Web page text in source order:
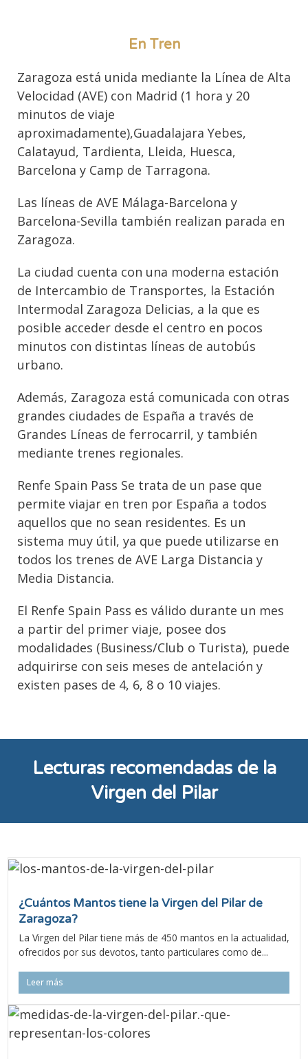
En Tren
Zaragoza está unida mediante la Línea de Alta
Velocidad (AVE) con Madrid (1 hora y 20
minutos de viaje
aproximadamente),Guadalajara Yebes,
Calatayud, Tardienta, Lleida, Huesca,
Barcelona y Camp de Tarragona.
Las líneas de AVE Málaga-Barcelona y
Barcelona-Sevilla también realizan parada en
Zaragoza.
La ciudad cuenta con una moderna estación
de Intercambio de Transportes, la Estación
Intermodal Zaragoza Delicias, a la que es
posible acceder desde el centro en pocos
minutos con distintas líneas de autobús
urbano.
Además, Zaragoza está comunicada con otras
grandes ciudades de España a través de
Grandes Líneas de ferrocarril, y también
mediante trenes regionales.
Renfe Spain Pass Se trata de un pase que
permite viajar en tren por España a todos
aquellos que no sean residentes. Es un
sistema muy útil, ya que puede utilizarse en
todos los trenes de AVE Larga Distancia y
Media Distancia.
El Renfe Spain Pass es válido durante un mes
a partir del primer viaje, posee dos
modalidades (Business/Club o Turista), puede
adquirirse con seis meses de antelación y
existen pases de 4, 6, 8 o 10 viajes.
Lecturas recomendadas de la
Virgen del Pilar
¿Cuántos Mantos tiene la Virgen del Pilar de
Zaragoza?
La Virgen del Pilar tiene más de 450 mantos en la actualidad,
ofrecidos por sus devotos, tanto particulares como de...
Leer más